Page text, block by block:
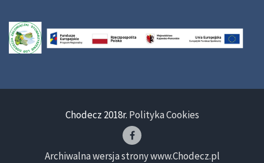
Chodecz 2018r. Polityka Cookies
Archiwalna wersja strony www.Chodecz.pl